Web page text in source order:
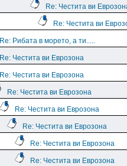
Re: Честита ви
Re: Честита ви
Re: Рибата в морето, а ти.....
Re: Честита ви Еврозона
Re: Честита ви Еврозона
Re: Честита ви Еврозона
Re: Честита ви Еврозона
Re: Честита ви Еврозона
Re: Честита ви Еврозона
Re: Честита ви Еврозона